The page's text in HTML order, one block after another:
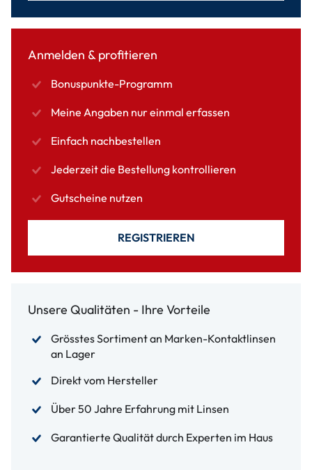
Anmelden & profitieren
Bonuspunkte-Programm
Meine Angaben nur einmal erfassen
Einfach nachbestellen
Jederzeit die Bestellung kontrollieren
Gutscheine nutzen
REGISTRIEREN
Unsere Qualitäten - Ihre Vorteile
Grösstes Sortiment an Marken-Kontaktlinsen
an Lager
Direkt vom Hersteller
Über 50 Jahre Erfahrung mit Linsen
Garantierte Qualität durch Experten im Haus